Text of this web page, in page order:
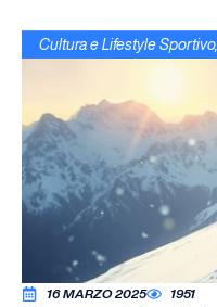
Cultura e Lifestyle Sportivo,
16 MARZO 2025 1951